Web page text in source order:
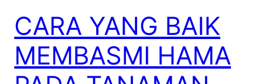
CARA YANG BAIK
MEMBASMI HAMA